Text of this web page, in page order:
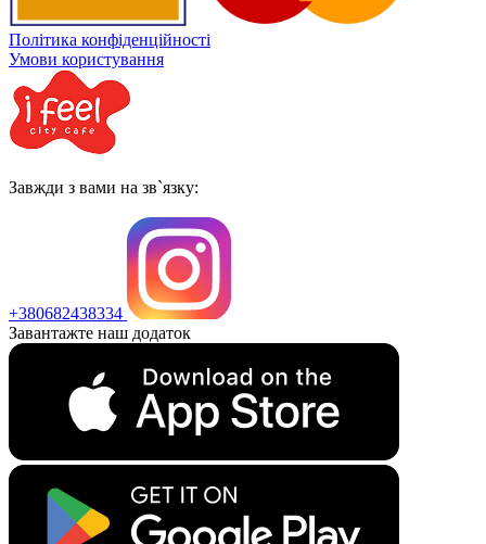
Політика конфіденційності
Умови користування
Завжди з вами на зв`язку:
+380682438334
Завантажте наш додаток